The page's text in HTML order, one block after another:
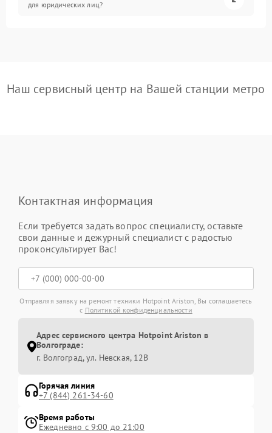
для юридических лиц?
Наш сервисный центр на Вашей станции метро
Контактная информация
Если требуется задать вопрос специалисту, оставьте
свои данные и дежурный специалист с радостью
проконсультирует Вас!
Отправляя заявку на ремонт техники Hotpoint Ariston, Вы соглашаетесь
с Политикой конфиденциальности
Адрес сервисного центра Hotpoint Ariston в
Волгограде:
г. Волгоград, ул. Невская, 12В
Горячая линия
+7 (844) 261-34-60
Время работы
Ежедневно с 9:00 до 21:00